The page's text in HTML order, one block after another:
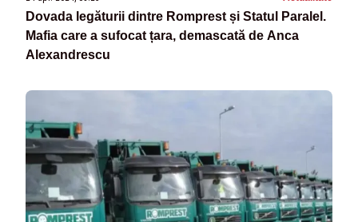
Dovada legăturii dintre Romprest și Statul Paralel.
Mafia care a sufocat țara, demascată de Anca
Alexandrescu